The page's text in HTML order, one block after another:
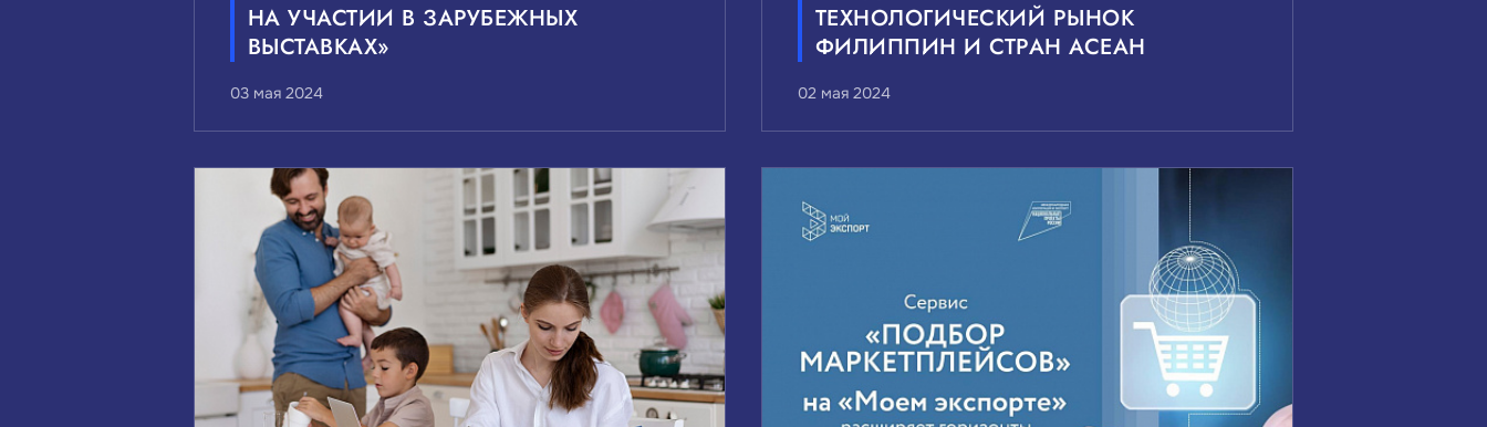
НА УЧАСТИИ В ЗАРУБЕЖНЫХ
ВЫСТАВКАХ»
03 мая 2024
ТЕХНОЛОГИЧЕСКИЙ РЫНОК
ФИЛИППИН И СТРАН АСЕАН
02 мая 2024